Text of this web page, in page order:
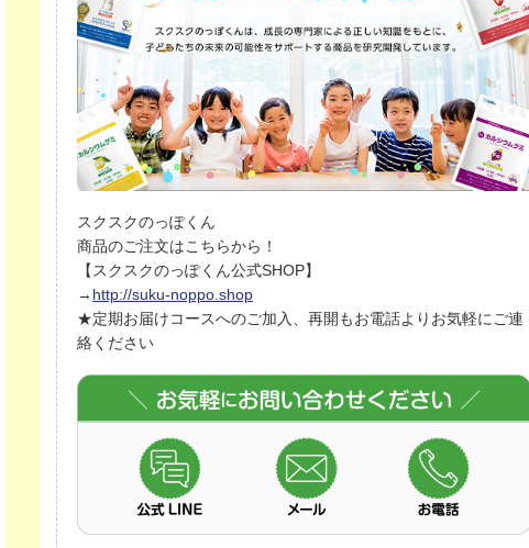
スクスクのっぽくん
商品のご注文はこちらから！
【スクスクのっぽくん公式SHOP】
→ http://suku-noppo.shop
★定期お届けコースへのご加入、再開もお電話よりお気軽にご連
絡ください